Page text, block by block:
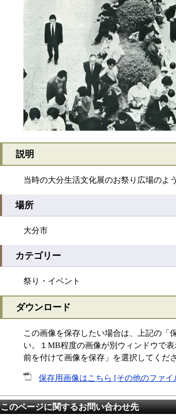
説明
当時の大分生活文化展のお祭り広場のよう
場所
大分市
カテゴリー
祭り・イベント
ダウンロード
この画像を保存したい場合は、上記の「
い。１MB程度の画像が別ウィンドウで
前を付けて画像を保存」を選択してくださ
保存用画像はこちら [その他のファイ
このページに関するお問い合わせ先